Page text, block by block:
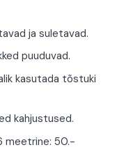
ja suletavad.
puuduvad.
kasutada tõstuki
kahjustused.
meetrine: 50.-